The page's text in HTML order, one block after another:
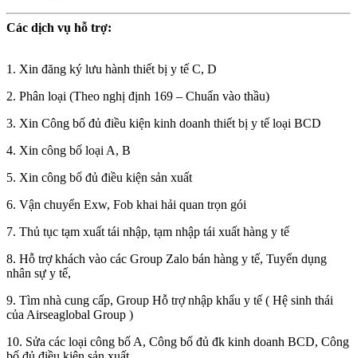
Các dịch vụ hỗ trợ:
1. Xin đăng ký lưu hành thiết bị y tế C, D
2. Phân loại (Theo nghị định 169 – Chuẩn vào thầu)
3. Xin Công bố đủ điều kiện kinh doanh thiết bị y tế loại BCD
4. Xin công bố loại A, B
5. Xin công bố đủ điều kiện sản xuất
6. Vận chuyển Exw, Fob khai hải quan trọn gói
7. Thủ tục tạm xuất tái nhập, tạm nhập tái xuất hàng y tế
8. Hỗ trợ khách vào các Group Zalo bán hàng y tế, Tuyển dụng
nhân sự y tế,
9. Tìm nhà cung cấp, Group Hỗ trợ nhập khẩu y tế ( Hệ sinh thái
của Airseaglobal Group )
10. Sửa các loại công bố A, Công bố đủ đk kinh doanh BCD, Công